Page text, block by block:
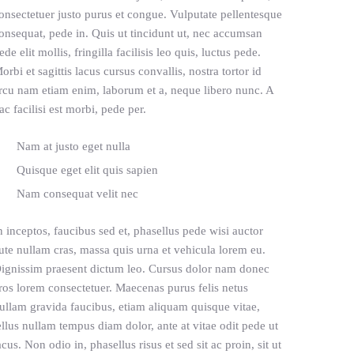
justo purus et congue. Vulputate pellentesque
pede in. Quis ut tincidunt ut, nec accumsan
elit mollis, fringilla facilisis leo quis, luctus pede.
et sagittis lacus cursus convallis, nostra tortor id
nam etiam enim, laborum et a, neque libero nunc. A
facilisi est morbi, pede per.
Nam at justo eget nulla
Quisque eget elit quis sapien
Nam consequat velit nec
inceptos, faucibus sed et, phasellus pede wisi auctor
nullam cras, massa quis urna et vehicula lorem eu.
praesent dictum leo. Cursus dolor nam donec
lorem consectetuer. Maecenas purus felis netus
gravida faucibus, etiam aliquam quisque vitae,
nullam tempus diam dolor, ante at vitae odit pede ut
Non odio in, phasellus risus et sed sit ac proin, sit ut